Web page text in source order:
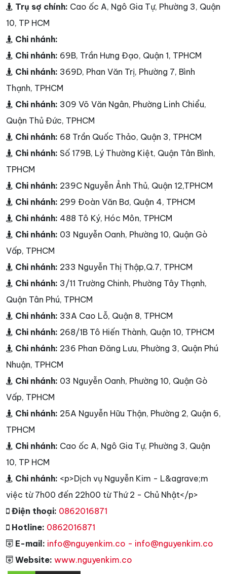
Trụ sợ chính: Cao ốc A, Ngô Gia Tự, Phường 3, Quận
10, TP HCM
Chi nhánh:
Chi nhánh: 69B, Trần Hưng Đạo, Quận 1, TPHCM
Chi nhánh: 369D, Phan Văn Trị, Phường 7, Bình
Thạnh, TPHCM
Chi nhánh: 309 Võ Văn Ngân, Phường Linh Chiểu,
Quận Thủ Đức, TPHCM
Chi nhánh: 68 Trần Quốc Thảo, Quận 3, TPHCM
Chi nhánh: Số 179B, Lý Thường Kiệt, Quận Tân Bình,
TPHCM
Chi nhánh: 239C Nguyễn Ảnh Thủ, Quận 12,TPHCM
Chi nhánh: 299 Đoàn Văn Bơ, Quận 4, TPHCM
Chi nhánh: 488 Tô Ký, Hóc Môn, TPHCM
Chi nhánh: 03 Nguyễn Oanh, Phường 10, Quận Gò
Vấp, TPHCM
Chi nhánh: 233 Nguyễn Thị Thập,Q.7, TPHCM
Chi nhánh: 3/11 Trường Chinh, Phường Tây Thạnh,
Quận Tân Phú, TPHCM
Chi nhánh: 33A Cao Lỗ, Quận 8, TPHCM
Chi nhánh: 268/1B Tô Hiến Thành, Quận 10, TPHCM
Chi nhánh: 236 Phan Đăng Lưu, Phường 3, Quận Phú
Nhuận, TPHCM
Chi nhánh: 03 Nguyễn Oanh, Phường 10, Quận Gò
Vấp, TPHCM
Chi nhánh: 25A Nguyễn Hữu Thận, Phường 2, Quận 6,
TPHCM
Chi nhánh: Cao ốc A, Ngô Gia Tự, Phường 3, Quận
10, TP HCM
Chi nhánh: <p>Dịch vụ Nguyễn Kim - L&agrave;m
việc từ 7h00 đến 22h00 từ Thứ 2 - Chủ Nhật</p>
Điện thoại: 0862016871
Hotline: 0862016871
E-mail: info@nguyenkim.co - info@nguyenkim.co
Website: www.nguyenkim.co